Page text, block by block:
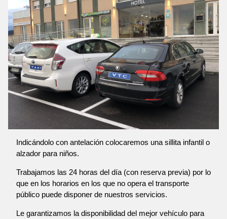
Indicándolo con antelación colocaremos una sillita infantil o
alzador para niños.
Trabajamos las 24 horas del día (con reserva previa) por lo
que en los horarios en los que no opera el transporte
público puede disponer de nuestros servicios.
Le garantizamos la disponibilidad del mejor vehículo para